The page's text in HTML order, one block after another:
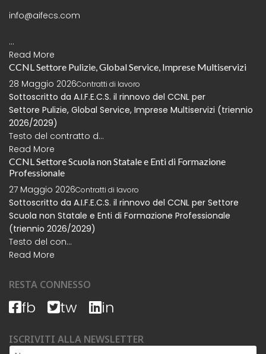
info@aifecs.com
...
Read More
CCNL Settore Pulizie, Global Service, Imprese Multiservizi
28 Maggio 2026Contratti di lavoro
Sottoscritto da A.I.F.E.C.S. il rinnovo del CCNL per
Settore Pulizie, Global Service, Imprese Multiservizi (triennio
2026/2029)
Testo del contratto d...
Read More
CCNL Settore Scuola non Statale e Enti di Formazione
Professionale
27 Maggio 2026Contratti di lavoro
Sottoscritto da A.I.F.E.C.S. il rinnovo del CCNL per Settore
Scuola non Statale e Enti di Formazione Professionale
(triennio 2026/2029)
Testo del con...
Read More
RESTA CONNESSO
fb tw in
ISCRIVITI ALLA NEWSLETTER